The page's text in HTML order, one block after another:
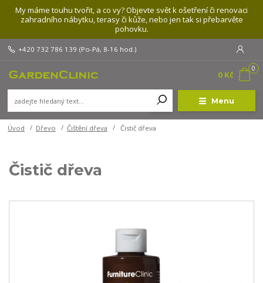
My máme touhu tvořit, a co vy? Objevte svět k ošetření či renovaci
zahradního nábytku, terasy či kůže, nebo jen tak si přebarvěte
pohovku.
Menu
+420 732 786 139 (Po-Pá, 8-16 hod.)
0
0 Kč
Úvod Dřevo Čištění dřeva Čistič dřeva
Čistič dřeva